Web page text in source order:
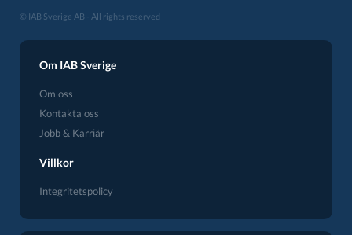
© IAB Sverige AB - All rights reserved
Om IAB Sverige
Om oss
Kontakta oss
Jobb & Karriär
Villkor
Integritetspolicy